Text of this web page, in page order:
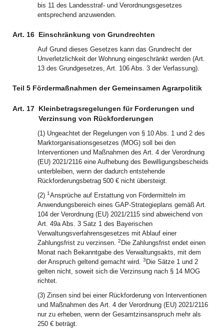
bis 11 des Landesstraf- und Verordnungsgesetzes
entsprechend anzuwenden.
Art. 16 Einschränkung von Grundrechten
Auf Grund dieses Gesetzes kann das Grundrecht der
Unverletzlichkeit der Wohnung eingeschränkt werden (Art.
13 des Grundgesetzes, Art. 106 Abs. 3 der Verfassung).
Teil 5 Fördermaßnahmen der Gemeinsamen Agrarpolitik
Art. 17 Kleinbetragsregelungen für Forderungen und
Verzinsung von Rückforderungen
(1) Ungeachtet der Regelungen von § 10 Abs. 1 und 2 des
Marktorganisationsgesetzes (MOG) soll bei den
Interventionen und Maßnahmen des Art. 4 der Verordnung
(EU) 2021/2116 eine Aufhebung des Bewilligungsbescheids
unterbleiben, wenn der dadurch entstehende
Rückforderungsbetrag 500 € nicht übersteigt.
(2) 1Ansprüche auf Erstattung von Fördermitteln im
Anwendungsbereich eines GAP-Strategieplans gemäß Art.
104 der Verordnung (EU) 2021/2115 sind abweichend von
Art. 49a Abs. 3 Satz 1 des Bayerischen
Verwaltungsverfahrensgesetzes mit Ablauf einer
Zahlungsfrist zu verzinsen. 2 Die Zahlungsfrist endet einen
Monat nach Bekanntgabe des Verwaltungsakts, mit dem
der Anspruch geltend gemacht wird. 3 Die Sätze 1 und 2
gelten nicht, soweit sich die Verzinsung nach § 14 MOG
richtet.
(3) Zinsen sind bei einer Rückforderung von Interventionen
und Maßnahmen des Art. 4 der Verordnung (EU) 2021/2116
nur zu erheben, wenn der Gesamtzinsanspruch mehr als
250 € beträgt.